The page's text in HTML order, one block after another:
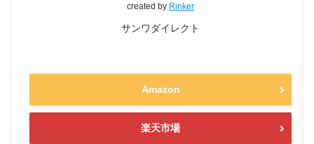
created by Rinker
サンワダイレクト
Amazon
楽天市場